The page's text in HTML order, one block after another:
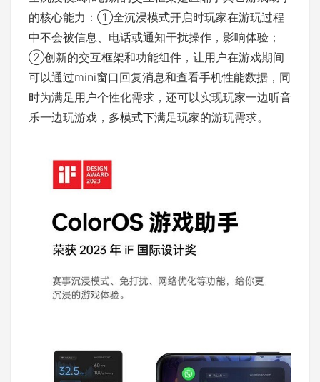
的核心能力：①全沉浸模式开启时玩家在游玩过程
中不会被信息、电话或通知干扰操作，影响体验；
②创新的交互框架和功能组件，让用户在游戏期间
可以通过mini窗口回复消息和查看手机性能数据，同
时为满足用户个性化需求，还可以实现玩家一边听音
乐一边玩游戏，多模式下满足玩家的游玩需求。